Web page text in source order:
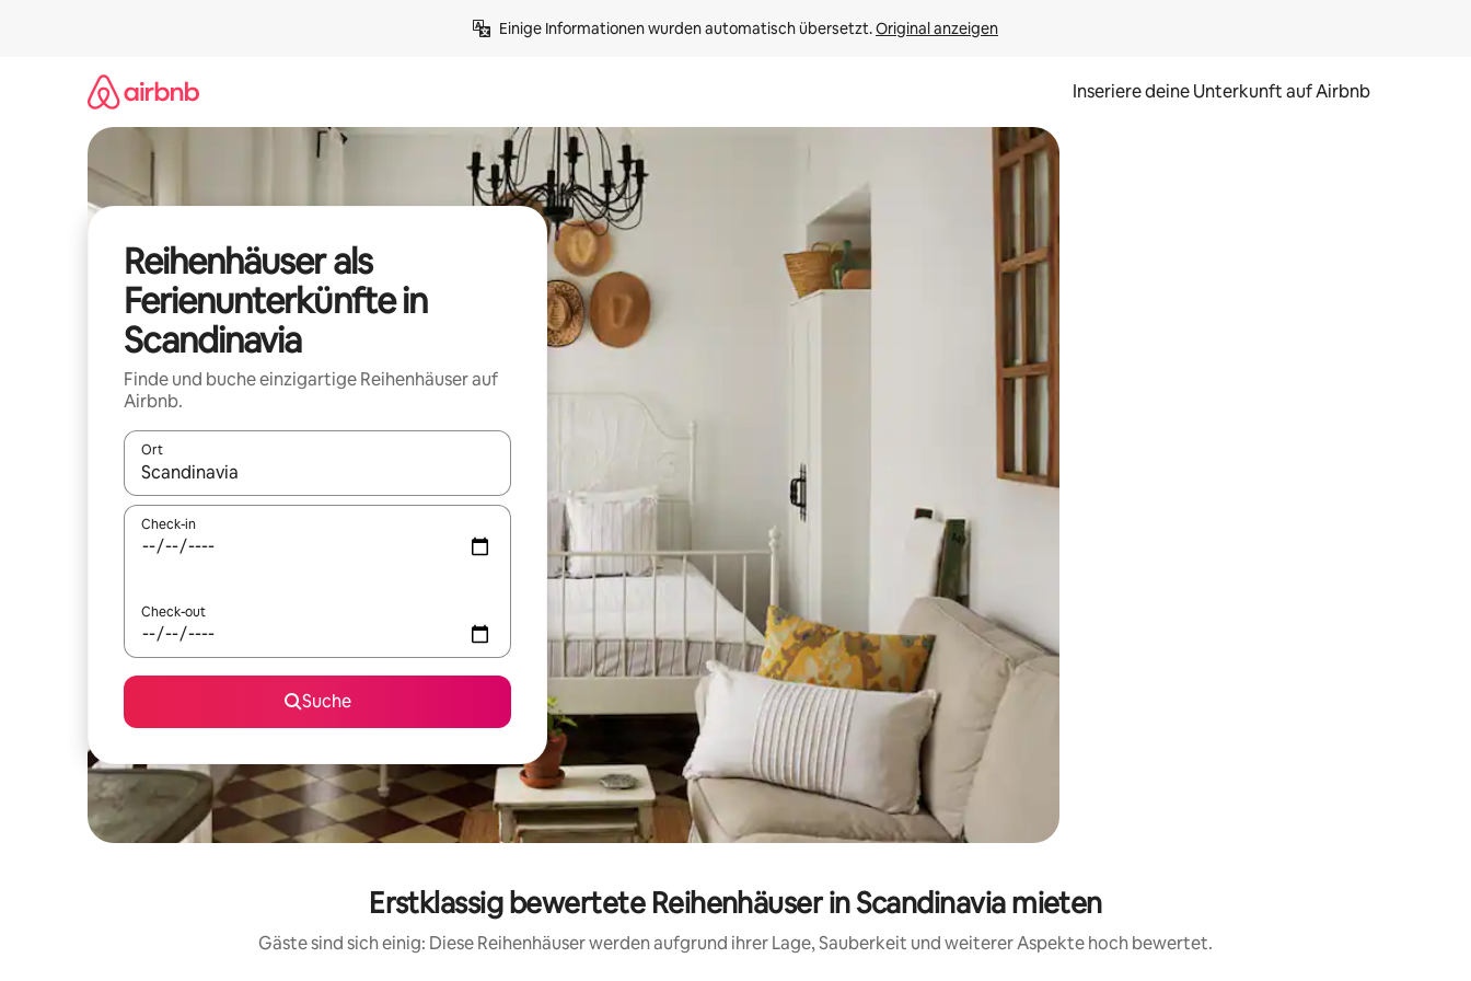
Einige Informationen wurden automatisch übersetzt. Original anzeigen
Inseriere deine Unterkunft auf Airbnb
Reihenhäuser als
Ferienunterkünfte in
Scandinavia
Finde und buche einzigartige Reihenhäuser auf
Airbnb.
Ort
Wenn Ergebnisse verfügbar sind, navigiere mit den Pfeiltasten nach oben und unten oder erkunde die Ergebnisse durch Berühren oder Wischgesten.
Check-in
Check-out
Suche
Erstklassig bewertete Reihenhäuser in Scandinavia mieten
Gäste sind sich einig: Diese Reihenhäuser werden aufgrund ihrer Lage, Sauberkeit und weiterer Aspekte hoch bewertet.